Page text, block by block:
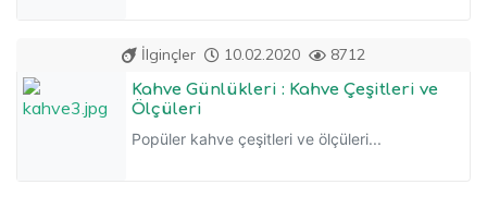
İlginçler 10.02.2020 8712
Kahve Günlükleri : Kahve Çeşitleri ve
Ölçüleri
Popüler kahve çeşitleri ve ölçüleri...